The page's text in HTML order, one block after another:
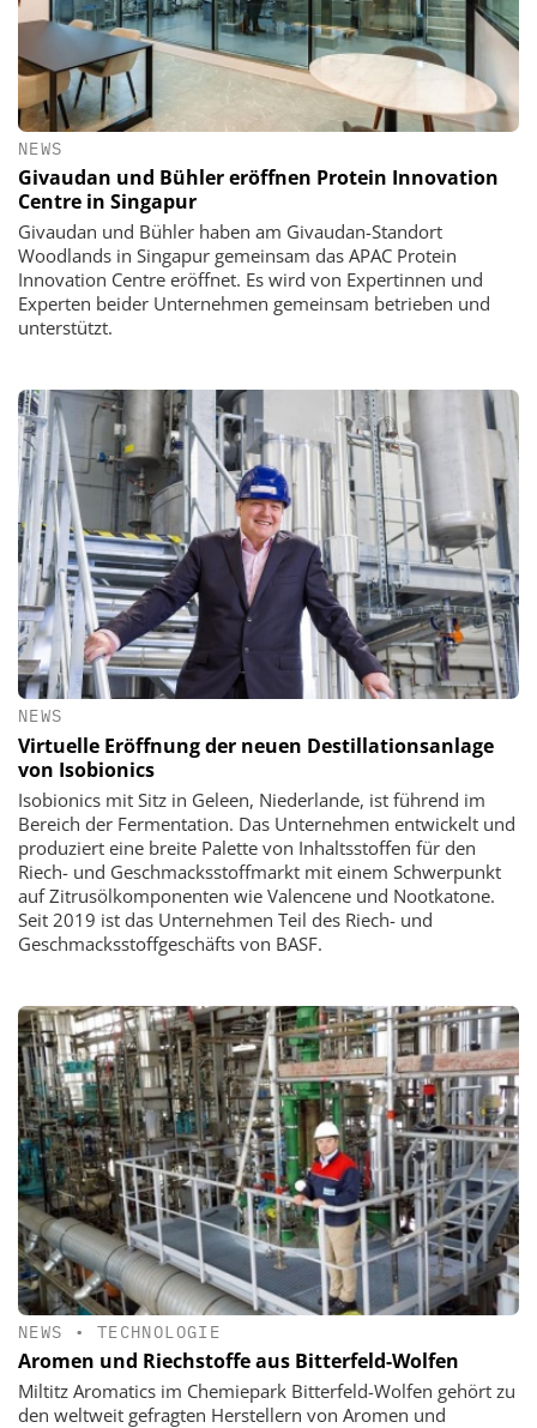
NEWS
Givaudan und Bühler eröffnen Protein Innovation
Centre in Singapur
Givaudan und Bühler haben am Givaudan-Standort
Woodlands in Singapur gemeinsam das APAC Protein
Innovation Centre eröffnet. Es wird von Expertinnen und
Experten beider Unternehmen gemeinsam betrieben und
unterstützt.
NEWS
Virtuelle Eröffnung der neuen Destillationsanlage
von Isobionics
Isobionics mit Sitz in Geleen, Niederlande, ist führend im
Bereich der Fermentation. Das Unternehmen entwickelt und
produziert eine breite Palette von Inhaltsstoffen für den
Riech- und Geschmacksstoffmarkt mit einem Schwerpunkt
auf Zitrusölkomponenten wie Valencene und Nootkatone.
Seit 2019 ist das Unternehmen Teil des Riech- und
Geschmacksstoffgeschäfts von BASF.
NEWS • TECHNOLOGIE
Aromen und Riechstoffe aus Bitterfeld-Wolfen
Miltitz Aromatics im Chemiepark Bitterfeld-Wolfen gehört zu
den weltweit gefragten Herstellern von Aromen und